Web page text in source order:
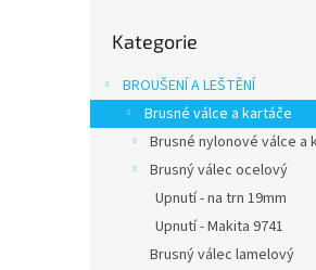
a
n
kategorie
Kategorie
BROUŠENÍ A LEŠTĚNÍ
Brusné válce a kartáče
Brusné nylonové válce a
Brusný válec ocelový
Upnutí - na trn 19mm
Upnutí - Makita 9741
Brusný válec lamelový